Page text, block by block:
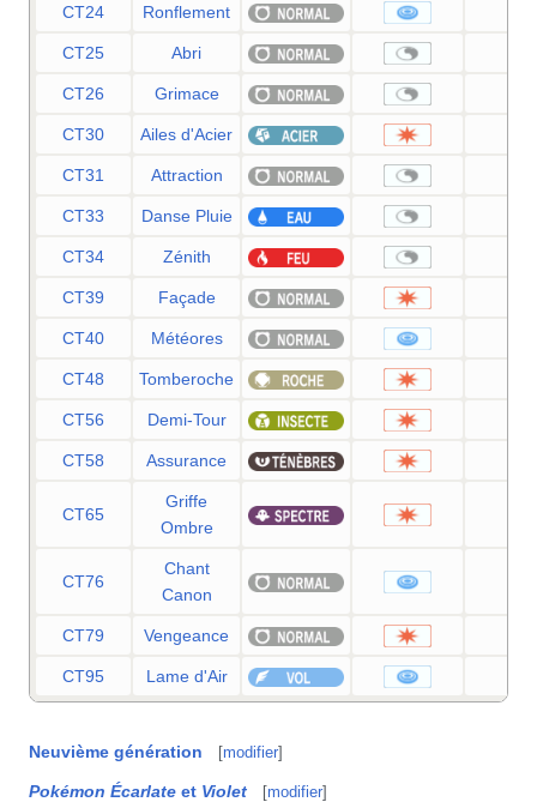
CT24 Ronflement
CT25 Abri
CT26 Grimace
CT30 Ailes d'Acier
CT31 Attraction
CT33 Danse Pluie
CT34 Zénith
CT39 Façade
CT40 Météores
CT48 Tomberoche
CT56 Demi-Tour
CT58 Assurance
CT65
Griffe
Ombre
CT76
Chant
Canon
CT79 Vengeance
CT95 Lame d'Air
Neuvième génération [modifier]
Pokémon Écarlate et Violet [modifier]